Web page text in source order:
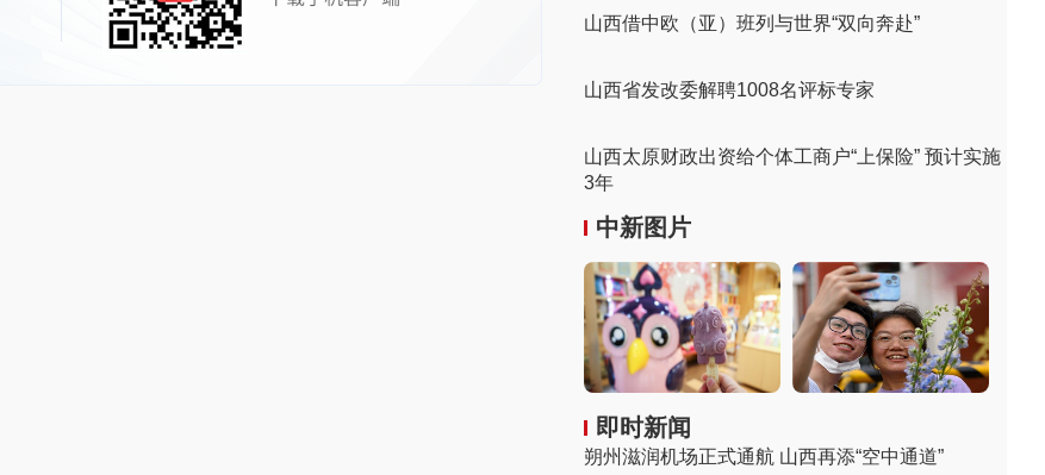
山西借中欧（亚）班列与世界“双向奔赴”
山西省发改委解聘1008名评标专家
山西太原财政出资给个体工商户“上保险” 预计实施
3年
中新图片
即时新闻
朔州滋润机场正式通航 山西再添“空中通道”